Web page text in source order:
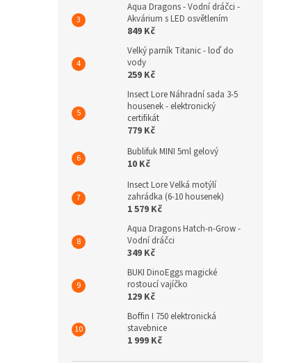
Aqua Dragons - Vodní dráčci -
Akvárium s LED osvětlením
849 Kč
Velký parník Titanic - loď do
vody
259 Kč
Insect Lore Náhradní sada 3-5
housenek - elektronický
certifikát
779 Kč
Bublifuk MINI 5ml gelový
10 Kč
Insect Lore Velká motýlí
zahrádka (6-10 housenek)
1 579 Kč
Aqua Dragons Hatch-n-Grow -
Vodní dráčci
349 Kč
BUKI DinoEggs magické
rostoucí vajíčko
129 Kč
Boffin I 750 elektronická
stavebnice
1 999 Kč